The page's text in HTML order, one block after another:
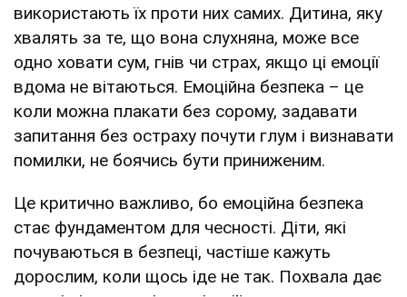
використають їх проти них самих. Дитина, яку
хвалять за те, що вона слухняна, може все
одно ховати сум, гнів чи страх, якщо ці емоції
вдома не вітаються. Емоційна безпека – це
коли можна плакати без сорому, задавати
запитання без остраху почути глум і визнавати
помилки, не боячись бути приниженим.
Це критично важливо, бо емоційна безпека
стає фундаментом для чесності. Діти, які
почуваються в безпеці, частіше кажуть
дорослим, коли щось іде не так. Похвала дає